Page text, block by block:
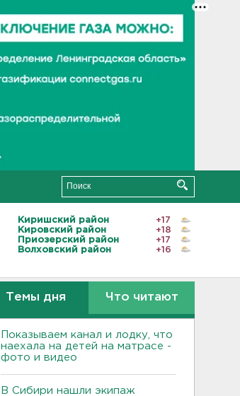
Киришский район
+17
Кировский район
+18
Приозерский район
+17
Волховский район
+16
Темы дня Что читают
Показываем канал и лодку, что
наехала на детей на матрасе -
фото и видео
В Сибири нашли экипаж